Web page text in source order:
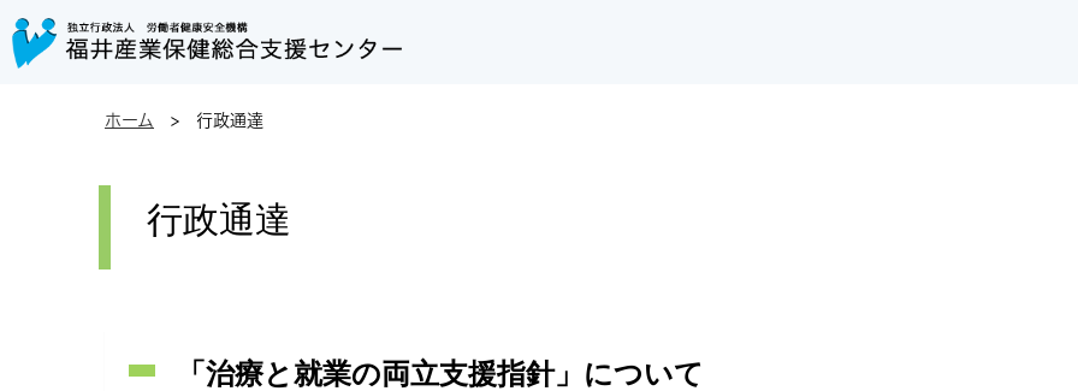
ホーム > 行政通達
行政通達
「治療と就業の両立支援指針」について